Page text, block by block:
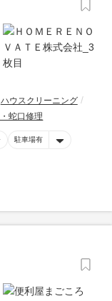
ハウスクリーニング
蛇口修理
駐車場有